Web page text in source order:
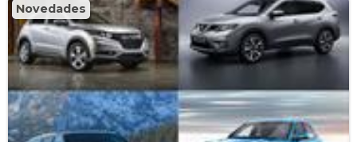
Novedades